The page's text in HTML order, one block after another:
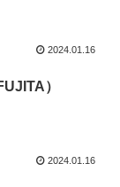
2024.01.16
）
2024.01.16